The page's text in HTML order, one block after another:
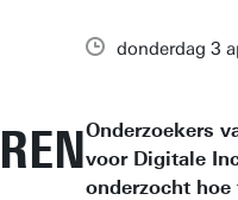
donderdag 3
Onderzoekers
voor Digitale
onderzocht